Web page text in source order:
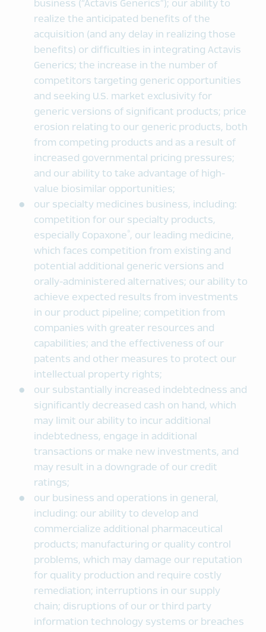
business (“Actavis Generics”); our ability to
realize the anticipated benefits of the
acquisition (and any delay in realizing those
benefits) or difficulties in integrating Actavis
Generics; the increase in the number of
competitors targeting generic opportunities
and seeking U.S. market exclusivity for
generic versions of significant products; price
erosion relating to our generic products, both
from competing products and as a result of
increased governmental pricing pressures;
and our ability to take advantage of high-
value biosimilar opportunities;
our specialty medicines business, including:
competition for our specialty products,
especially Copaxone®, our leading medicine,
which faces competition from existing and
potential additional generic versions and
orally-administered alternatives; our ability to
achieve expected results from investments
in our product pipeline; competition from
companies with greater resources and
capabilities; and the effectiveness of our
patents and other measures to protect our
intellectual property rights;
our substantially increased indebtedness and
significantly decreased cash on hand, which
may limit our ability to incur additional
indebtedness, engage in additional
transactions or make new investments, and
may result in a downgrade of our credit
ratings;
our business and operations in general,
including: our ability to develop and
commercialize additional pharmaceutical
products; manufacturing or quality control
problems, which may damage our reputation
for quality production and require costly
remediation; interruptions in our supply
chain; disruptions of our or third party
information technology systems or breaches